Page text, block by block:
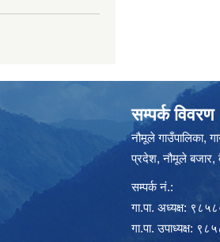
सम्पर्क विवरण
नौमूले गाउँपालिका,
प्रदेश, नौमूले
सम्पर्क नं.:
गा.पा. अध्यक्ष:
गा.पा. उपाध्यक्ष: